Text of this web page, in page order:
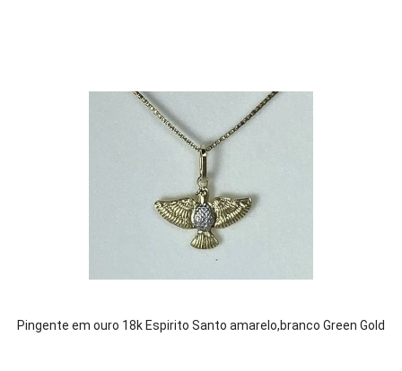
Pingente em ouro 18k Espirito Santo amarelo,branco Green Gold